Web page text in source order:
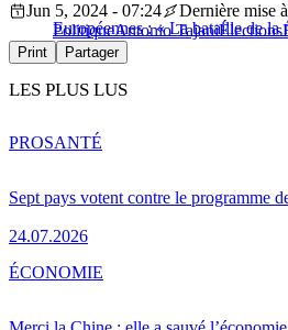
Européennes : « La bataille de la
Jun 5, 2024 - 07:24
Dernière mise
PolitiqueAntonio TajaniÉlections
Print Partager
LES PLUS LUS
Sept pays votent contre le programme
24.07.2026
PROSANTÉ
ÉCONOMIE